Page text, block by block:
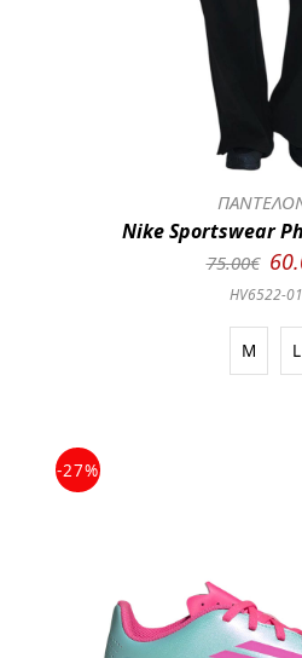
Nike Sportswear
75.00€
HV6522-
M L
-27%